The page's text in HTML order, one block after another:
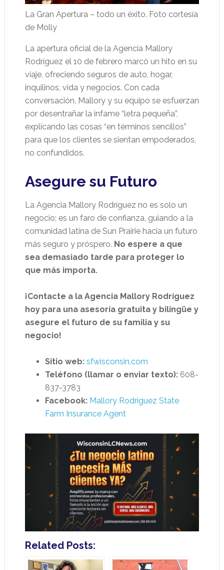
La Gran Apertura – todo un éxito. Foto cortesía
de Molly
La apertura oficial de la Agencia Mallory
Rodríguez el 10 de febrero marcó un hito en su
viaje, ofreciendo seguros de auto, hogar,
inquilinos, vida y negocios. Con cada
conversación, Mallory y su equipo se esfuerzan
por desentrañar la infame “letra pequeña”,
explicando las cosas “en términos sencillos”
para que los clientes se sientan empoderados,
no confundidos.
Asegure su Futuro
La Agencia Mallory Rodríguez no es solo un
negocio; es un faro de confianza, guiando a la
comunidad latina de Sun Prairie hacia un futuro
más seguro y próspero. No espere a que
sea demasiado tarde para proteger lo
que más importa.
¡Contacte a la Agencia Mallory Rodríguez
hoy para una asesoría gratuita y bilingüe y
asegure el futuro de su familia y su
negocio!
Sitio web: sfwisconsin.com
Teléfono (llamar o enviar texto):608-
837-3783
Facebook: Mallory Rodriguez State
Farm Insurance Agent
Related Posts: